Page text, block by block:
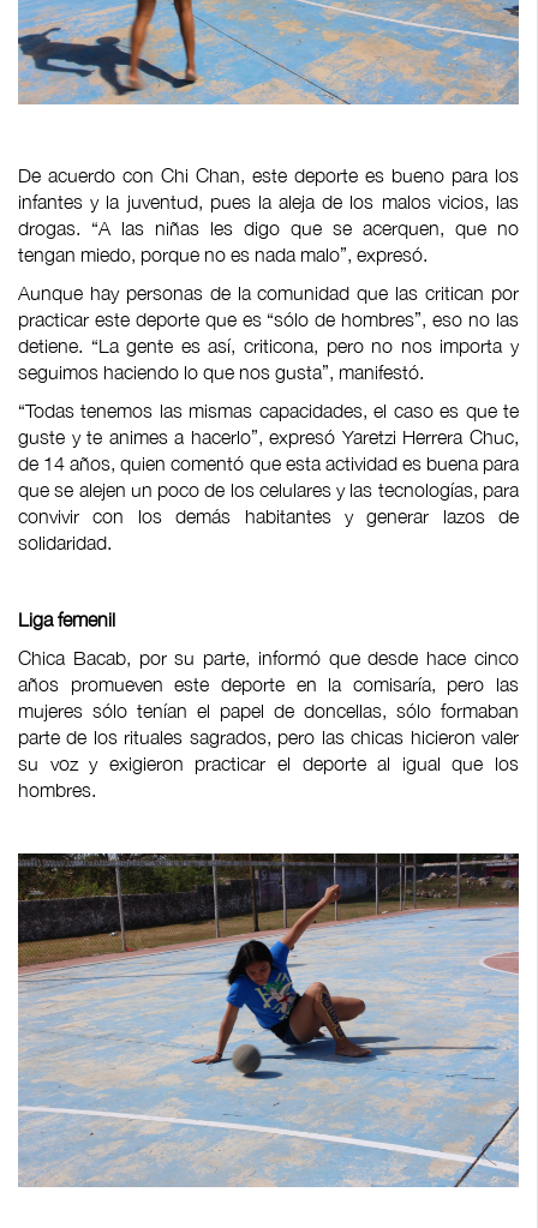
De acuerdo con Chi Chan, este deporte es bueno para los
infantes y la juventud, pues la aleja de los malos vicios, las
drogas. “A las niñas les digo que se acerquen, que no
tengan miedo, porque no es nada malo”, expresó.
Aunque hay personas de la comunidad que las critican por
practicar este deporte que es “sólo de hombres”, eso no las
detiene. “La gente es así, criticona, pero no nos importa y
seguimos haciendo lo que nos gusta”, manifestó.
“Todas tenemos las mismas capacidades, el caso es que te
guste y te animes a hacerlo”, expresó Yaretzi Herrera Chuc,
de 14 años, quien comentó que esta actividad es buena para
que se alejen un poco de los celulares y las tecnologías, para
convivir con los demás habitantes y generar lazos de
solidaridad.
Liga femenil
Chica Bacab, por su parte, informó que desde hace cinco
años promueven este deporte en la comisaría, pero las
mujeres sólo tenían el papel de doncellas, sólo formaban
parte de los rituales sagrados, pero las chicas hicieron valer
su voz y exigieron practicar el deporte al igual que los
hombres.